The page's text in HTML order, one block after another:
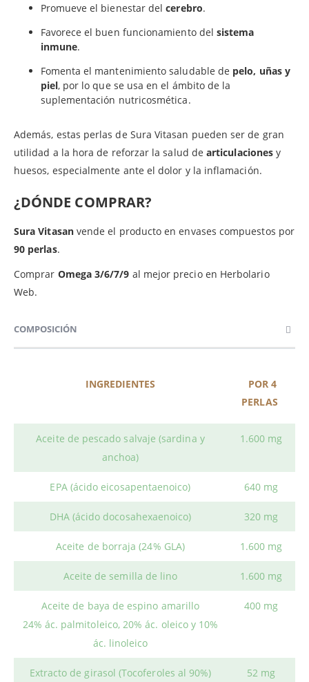
Promueve el bienestar delcerebro.
Favorece el buen funcionamiento delsistema
inmune.
Fomenta el mantenimiento saludable de pelo, uñas y
piel, por lo que se usa en el ámbito de la
suplementación nutricosmética.
Además, estas perlas de Sura Vitasan pueden ser de gran
utilidad a la hora de reforzar la salud dearticulaciones y
huesos, especialmente ante el dolor y la inflamación.
¿DÓNDE COMPRAR?
Sura Vitasanvende el producto en envases compuestos por
90 perlas.
Comprar Omega 3/6/7/9 al mejor precio en Herbolario
Web.
COMPOSICIÓN
INGREDIENTES
POR 4
PERLAS
Aceite de pescado salvaje (sardina y
anchoa)
1.600 mg
EPA (ácido eicosapentaenoico) 640 mg
DHA (ácido docosahexaenoico) 320 mg
Aceite de borraja (24% GLA) 1.600 mg
Aceite de semilla de lino 1.600 mg
Aceite de baya de espino amarillo
24% ác. palmitoleico, 20% ác. oleico y 10%
ác. linoleico
400 mg
Extracto de girasol (Tocoferoles al 90%) 52 mg